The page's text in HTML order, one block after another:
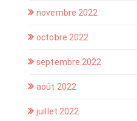
novembre 2022
octobre 2022
septembre 2022
août 2022
juillet 2022